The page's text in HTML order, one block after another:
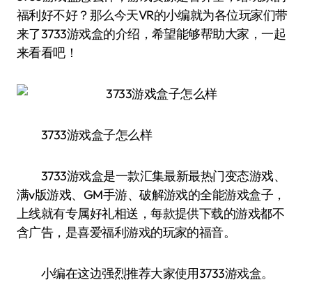
福利好不好？那么今天VR的小编就为各位玩家们带
来了3733游戏盒的介绍，希望能够帮助大家，一起
来看看吧！
3733游戏盒子怎么样
3733游戏盒是一款汇集最新最热门变态游戏、
满v版游戏、GM手游、破解游戏的全能游戏盒子，
上线就有专属好礼相送，每款提供下载的游戏都不
含广告，是喜爱福利游戏的玩家的福音。
小编在这边强烈推荐大家使用3733游戏盒。